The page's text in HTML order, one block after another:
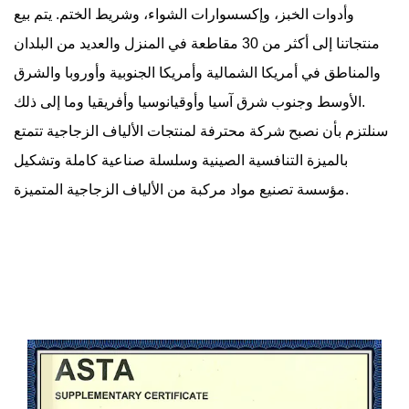
وأدوات الخبز، وإكسسوارات الشواء، وشريط الختم. يتم بيع
منتجاتنا إلى أكثر من 30 مقاطعة في المنزل والعديد من البلدان
والمناطق في أمريكا الشمالية وأمريكا الجنوبية وأوروبا والشرق
الأوسط وجنوب شرق آسيا وأوقيانوسيا وأفريقيا وما إلى ذلك.
سنلتزم بأن نصبح شركة محترفة لمنتجات الألياف الزجاجية تتمتع
بالميزة التنافسية الصينية وسلسلة صناعية كاملة وتشكيل
مؤسسة تصنيع مواد مركبة من الألياف الزجاجية المتميزة.